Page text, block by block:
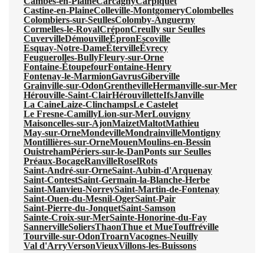
Castine-en-PlaineColleville-MontgomeryColombelles
Colombiers-sur-SeullesColomby-Anguerny
Cormelles-le-RoyalCréponCreully sur Seulles
CuvervilleDémouvilleÉpronEscoville
Esquay-Notre-DameÉtervilleÉvrecy
Feuguerolles-BullyFleury-sur-Orne
Fontaine-ÉtoupefourFontaine-Henry
Fontenay-le-MarmionGavrusGiberville
Grainville-sur-OdonGrenthevilleHermanville-sur-Mer
Hérouville-Saint-ClairHérouvilletteIfsJanville
La CaineLaize-ClinchampsLe Castelet
Le Fresne-CamillyLion-sur-MerLouvigny
Maisoncelles-sur-AjonMaizetMaltotMathieu
May-sur-OrneMondevilleMondrainvilleMontigny
Montillières-sur-OrneMouenMoulins-en-Bessin
OuistrehamPériers-sur-le-DanPonts sur Seulles
Préaux-BocageRanvilleRoselRots
Saint-André-sur-OrneSaint-Aubin-d'Arquenay
Saint-ContestSaint-Germain-la-Blanche-Herbe
Saint-Manvieu-NorreySaint-Martin-de-Fontenay
Saint-Ouen-du-Mesnil-OgerSaint-Pair
Saint-Pierre-du-JonquetSaint-Samson
Sainte-Croix-sur-MerSainte-Honorine-du-Fay
SannervilleSoliersThaonThue et MueTouffréville
Tourville-sur-OdonTroarnVacognes-Neuilly
Val d'ArryVersonVieuxVillons-les-Buissons